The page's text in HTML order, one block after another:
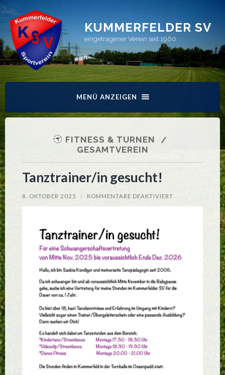
KUMMERFELDER SV
eingetragener Verein seit 1960
MENÜ ANZEIGEN
FITNESS & TURNEN
GESAMTVEREIN
Tanztrainer/in gesucht!
8. OKTOBER 2025 / KOMMENTARE DEAKTIVIERT
TANZTRAINER/